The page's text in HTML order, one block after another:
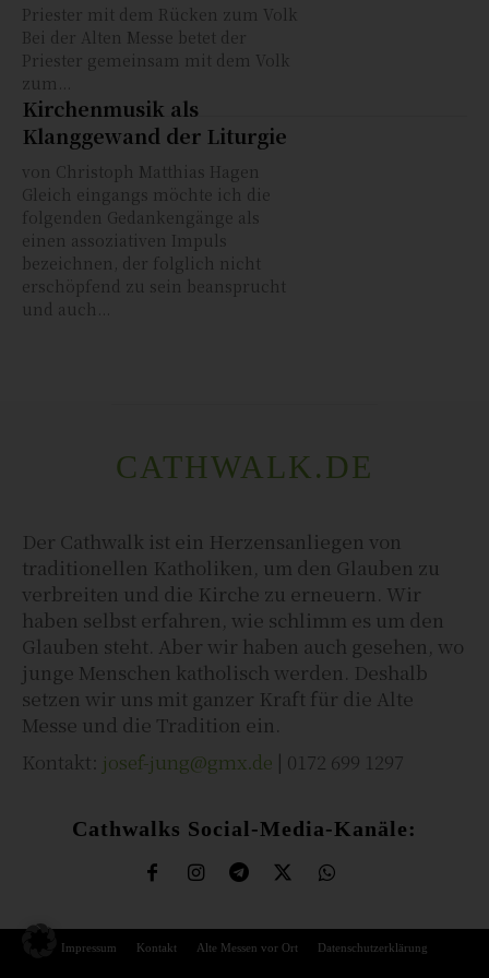
Priester mit dem Rücken zum Volk
Bei der Alten Messe betet der
Priester gemeinsam mit dem Volk
zum...
Kirchenmusik als
Klanggewand der Liturgie
von Christoph Matthias Hagen
Gleich eingangs möchte ich die
folgenden Gedankengänge als
einen assoziativen Impuls
bezeichnen, der folglich nicht
erschöpfend zu sein beansprucht
und auch...
CATHWALK.DE
Der Cathwalk ist ein Herzensanliegen von
traditionellen Katholiken, um den Glauben zu
verbreiten und die Kirche zu erneuern. Wir
haben selbst erfahren, wie schlimm es um den
Glauben steht. Aber wir haben auch gesehen, wo
junge Menschen katholisch werden. Deshalb
setzen wir uns mit ganzer Kraft für die Alte
Messe und die Tradition ein.
Kontakt: josef-jung@gmx.de | 0172 699 1297
Cathwalks Social-Media-Kanäle:
Impressum Kontakt Alte Messen vor Ort Datenschutzerklärung